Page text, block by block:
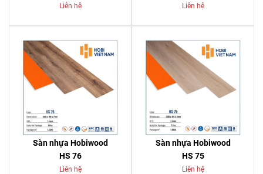
Liên hệ Liên hệ
Sàn nhựa Hobiwood
HS 76
Liên hệ
Sàn nhựa Hobiwood
HS 75
Liên hệ